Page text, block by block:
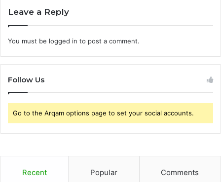
Leave a Reply
You must be logged in to post a comment.
Follow Us
Go to the Arqam options page to set your social accounts.
Recent Popular Comments